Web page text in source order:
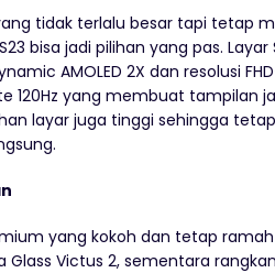
tidak terlalu besar tapi tetap
bisa jadi pilihan yang pas. Layar
AMOLED 2X dan resolusi
120Hz yang membuat tampilan
layar juga tinggi sehingga
yang kokoh dan tetap
Glass Victus 2, sementara